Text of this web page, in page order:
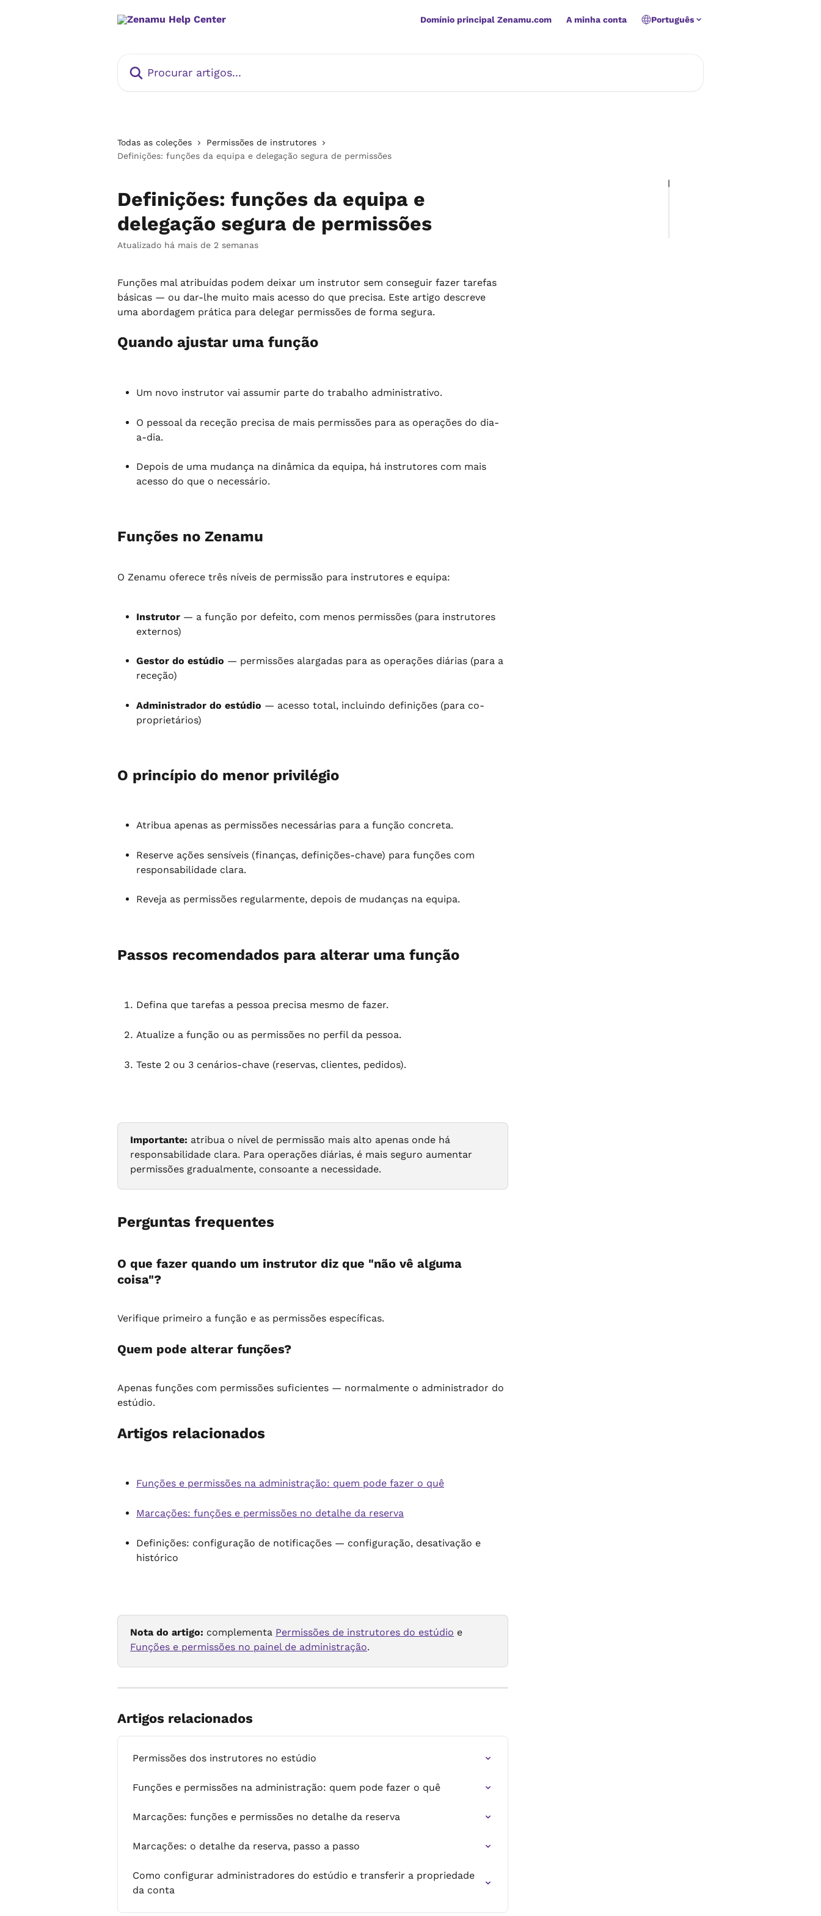
Domínio principal Zenamu.com A minha conta Português
Todas as coleções
Permissões de instrutores
Definições: funções da equipa e delegação segura de permissões
Definições: funções da equipa e
delegação segura de permissões
Atualizado há mais de 2 semanas
Funções mal atribuídas podem deixar um instrutor sem conseguir fazer tarefas
básicas — ou dar-lhe muito mais acesso do que precisa. Este artigo descreve
uma abordagem prática para delegar permissões de forma segura.
Quando ajustar uma função
Um novo instrutor vai assumir parte do trabalho administrativo.
O pessoal da receção precisa de mais permissões para as operações do dia-
a-dia.
Depois de uma mudança na dinâmica da equipa, há instrutores com mais
acesso do que o necessário.
Funções no Zenamu
O Zenamu oferece três níveis de permissão para instrutores e equipa:
Instrutor — a função por defeito, com menos permissões (para instrutores
externos)
Gestor do estúdio — permissões alargadas para as operações diárias (para a
receção)
Administrador do estúdio — acesso total, incluindo definições (para co-
proprietários)
O princípio do menor privilégio
Atribua apenas as permissões necessárias para a função concreta.
Reserve ações sensíveis (finanças, definições-chave) para funções com
responsabilidade clara.
Reveja as permissões regularmente, depois de mudanças na equipa.
Passos recomendados para alterar uma função
Defina que tarefas a pessoa precisa mesmo de fazer.
Atualize a função ou as permissões no perfil da pessoa.
Teste 2 ou 3 cenários-chave (reservas, clientes, pedidos).
Importante: atribua o nível de permissão mais alto apenas onde há
responsabilidade clara. Para operações diárias, é mais seguro aumentar
permissões gradualmente, consoante a necessidade.
Perguntas frequentes
O que fazer quando um instrutor diz que "não vê alguma
coisa"?
Verifique primeiro a função e as permissões específicas.
Quem pode alterar funções?
Apenas funções com permissões suficientes — normalmente o administrador do
estúdio.
Artigos relacionados
Funções e permissões na administração: quem pode fazer o quê
Marcações: funções e permissões no detalhe da reserva
Definições: configuração de notificações — configuração, desativação e
histórico
Nota do artigo: complementa Permissões de instrutores do estúdio e
Funções e permissões no painel de administração.
Artigos relacionados
Permissões dos instrutores no estúdio
Funções e permissões na administração: quem pode fazer o quê
Marcações: funções e permissões no detalhe da reserva
Marcações: o detalhe da reserva, passo a passo
Como configurar administradores do estúdio e transferir a propriedade
da conta